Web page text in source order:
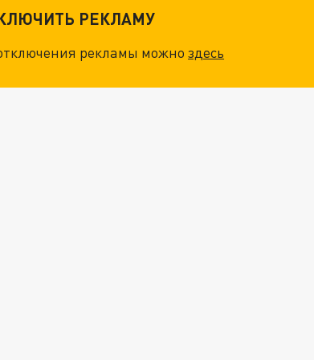
РЕКЛАМУ
рекламы можноздесь